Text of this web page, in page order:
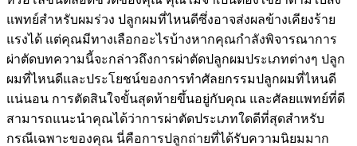
แพทย์สำหรับผมร่วง ปลูกผมที่ไหนดีซึ่งอาจส่งผลข้างเคียงร้าย
แรงได้ แต่คุณมีทางเลือกอะไรบ้างหากคุณกำลังพิจารณาการ
ผ่าตัดบทความนี้จะกล่าวถึงการผ่าตัดปลูกผมประเภทต่างๆ ปลูก
ผมที่ไหนดีและประโยชน์ของการทำศัลยกรรมปลูกผมที่ไหนดี
แน่นอน การตัดสินใจขั้นสุดท้ายขึ้นอยู่กับคุณ และศัลยแพทย์ที่ดี
สามารถแนะนำคุณได้ว่าการผ่าตัดประเภทใดดีที่สุดสำหรับ
กรณีเฉพาะของคุณ นี่คือการปลูกถ่ายที่ได้รับความนิยมมาก